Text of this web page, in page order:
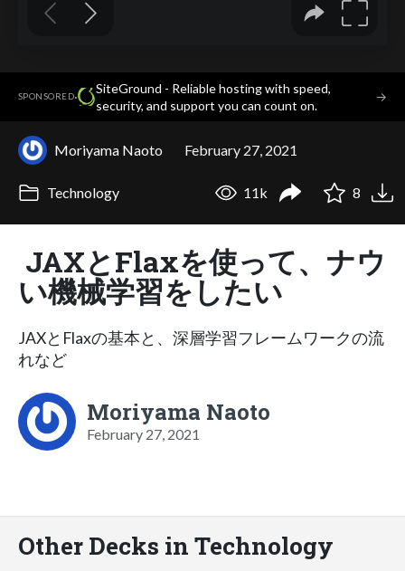
SPONSORED·
SiteGround - Reliable hosting with speed,
security, and support you can count on.
→
Moriyama Naoto February 27, 2021
Technology 11k 8
JAXとFlaxを使って、ナウ
い機械学習をしたい
JAXとFlaxの基本と、深層学習フレームワークの流
れなど
Moriyama Naoto
February 27, 2021
Other Decks in Technology